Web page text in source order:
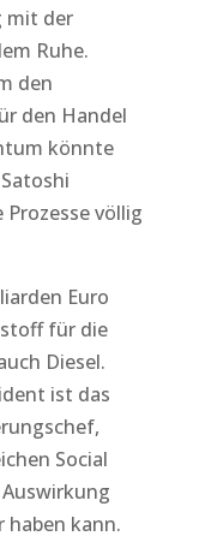
mit der
Ruhe.
den
den Handel
könnte
völlig
Euro
für die
Diesel.
ist das
Social
haben kann.